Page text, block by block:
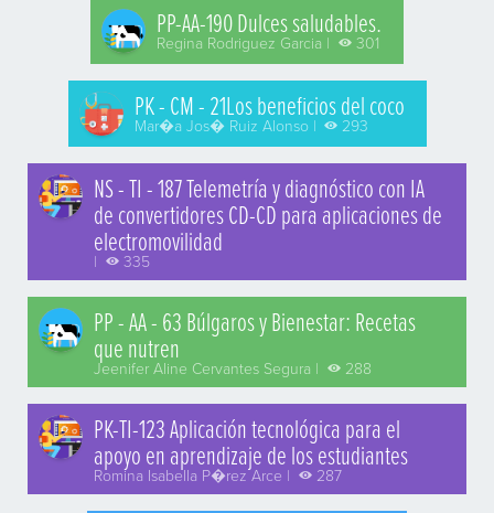
PP-AA-190 Dulces saludables.
Regina Rodriguez Garcia | 301
PK - CM - 21Los beneficios del coco
Mar�a Jos� Ruiz Alonso | 293
NS - TI - 187 Telemetría y diagnóstico con IA
de convertidores CD-CD para aplicaciones de
electromovilidad
| 335
PP - AA - 63 Búlgaros y Bienestar: Recetas
que nutren
Jeenifer Aline Cervantes Segura | 288
PK-TI-123 Aplicación tecnológica para el
apoyo en aprendizaje de los estudiantes
Romina Isabella P�rez Arce | 287